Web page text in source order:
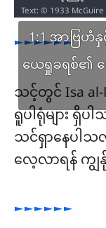
1:1 အာဗြ
ယေရှုခရစ်၏
►►►►►►
သင့်တွင် Isa
ရူပါရုံများ ရှိ
သင်ရှာနေပါသလ
လေ့လာရန် က
►►►►►►